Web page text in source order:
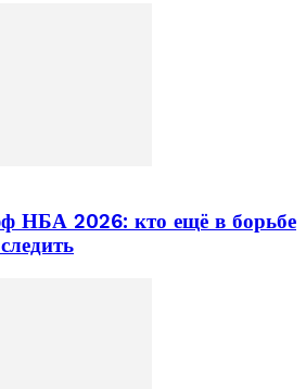
НБА 2026: кто ещё в борьбе